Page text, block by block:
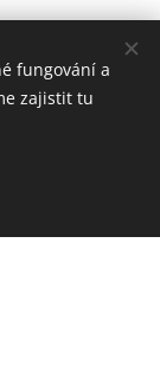
fungování a
zajistit tu